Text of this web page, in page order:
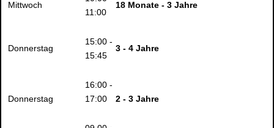
Mittwoch
11:00
18 Monate - 3 Jahre
Donnerstag
15:00 -
15:45
3 - 4 Jahre
Donnerstag
16:00 -
17:00
2 - 3 Jahre